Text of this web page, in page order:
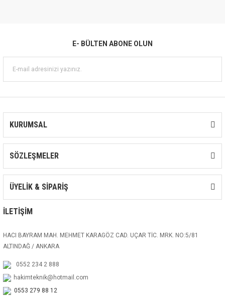
E- BÜLTEN ABONE OLUN
KURUMSAL
SÖZLEŞMELER
ÜYELİK & SİPARİŞ
İLETİŞİM
HACI BAYRAM MAH. MEHMET KARAGÖZ CAD. UÇAR TİC. MRK. NO:5/81
ALTINDAĞ / ANKARA
0552 234 2 888
hakimteknik@hotmail.com
0553 279 88 12